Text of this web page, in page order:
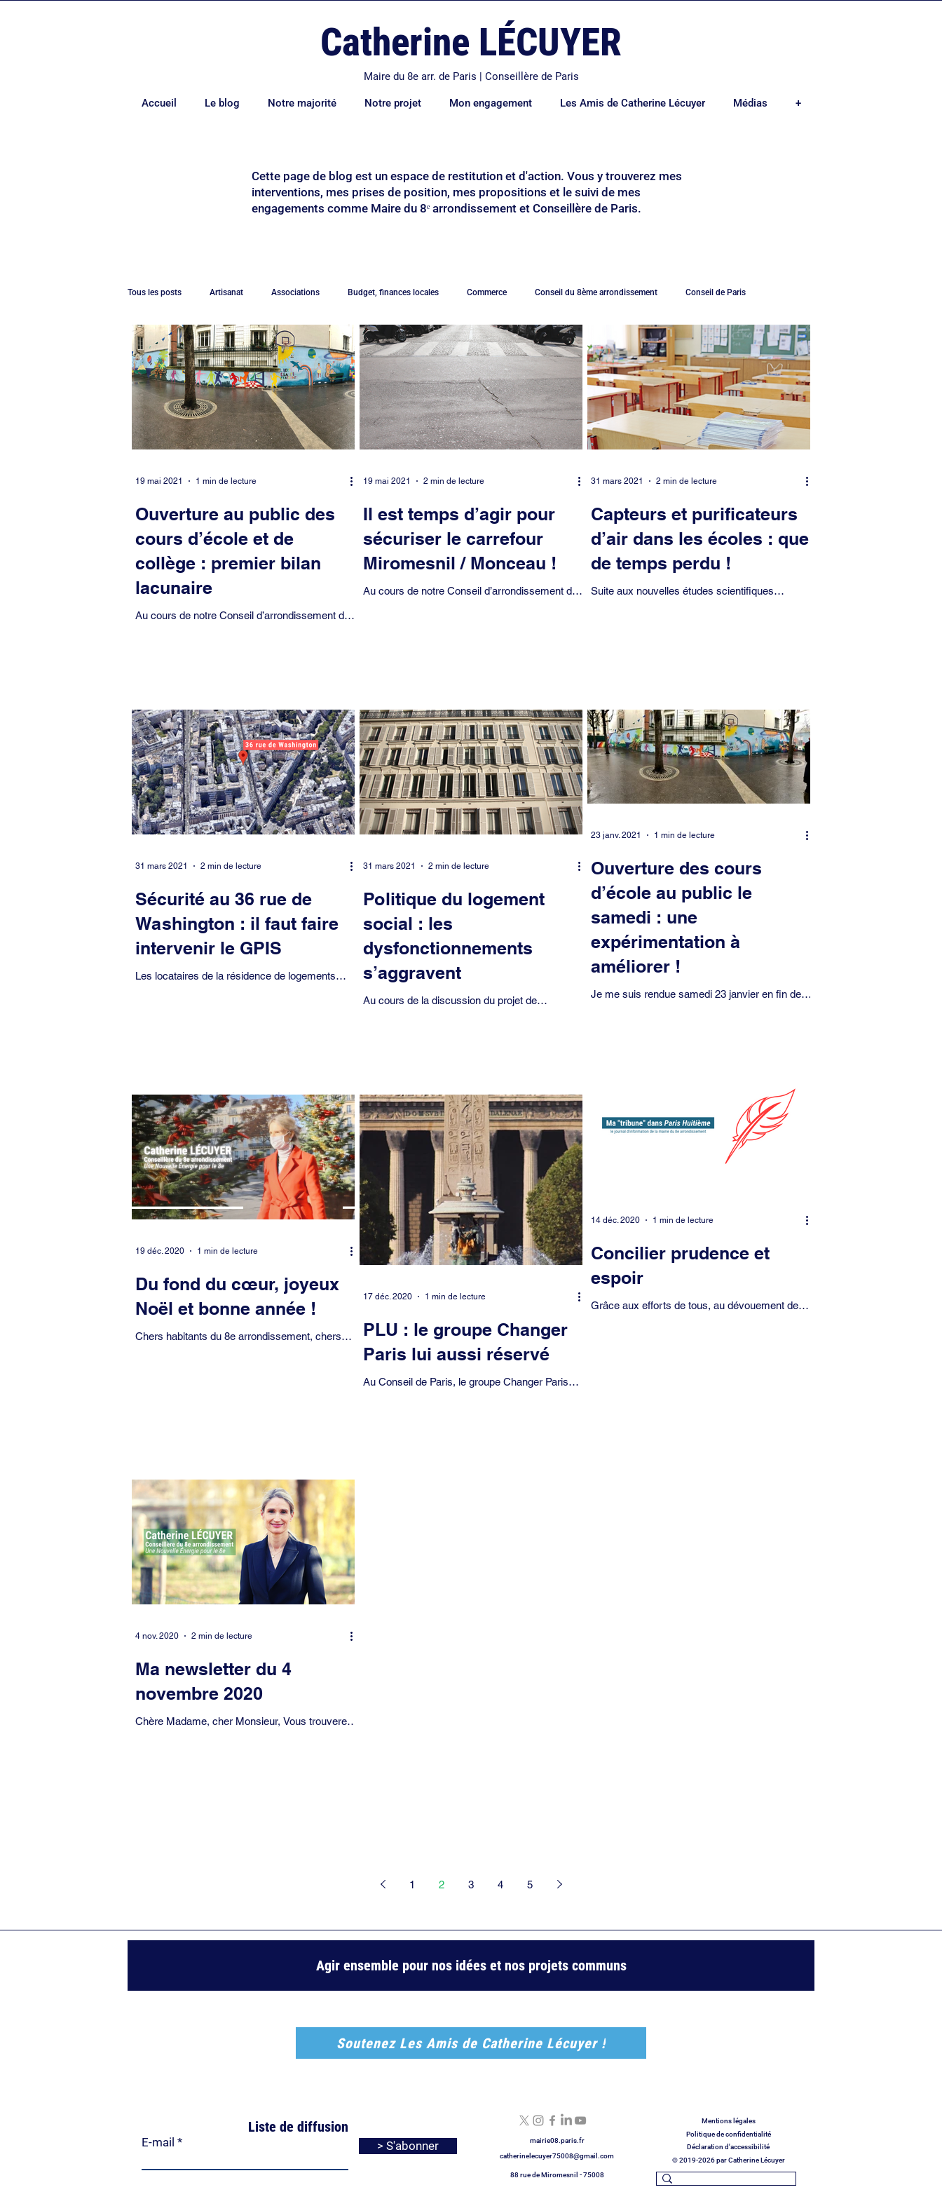
Catherine LÉCUYER
Maire du 8e arr. de Paris | Conseillère de Paris
Accueil Le blog Notre majorité Notre projet Mon engagement Les Amis de Catherine Lécuyer Médias +
Cette page de blog est un espace de restitution et d'action. Vous y trouverez mes
interventions, mes prises de position, mes propositions et le suivi de mes
engagements comme Maire du 8ᵉ arrondissement et Conseillère de Paris.
Tous les posts Artisanat Associations Budget, finances locales Commerce Conseil du 8ème arrondissement Conseil de Paris
Covid-19 Culture Démocratie Déplacements et transports Economie Education Elysée-Madeleine Environnement
Europe Evénement Famille Hidalgo Logement Mairie de Paris Mairie du 8ème arrond. Monceau Patrimoine
Ouverture au public des
cours d’école et de
collège : premier bilan
lacunaire
Au cours de notre Conseil d’arrondissement du
19 mai 2021 1 min de lecture
Il est temps d’agir pour
sécuriser le carrefour
Miromesnil / Monceau !
Au cours de notre Conseil d’arrondissement du
19 mai 2021 2 min de lecture
Capteurs et purificateurs
d’air dans les écoles : que
de temps perdu !
Suite aux nouvelles études scientifiques
31 mars 2021 2 min de lecture
Sécurité au 36 rue de
Washington : il faut faire
intervenir le GPIS
Les locataires de la résidence de logements
31 mars 2021 2 min de lecture
Politique du logement
social : les
dysfonctionnements
s’aggravent
Au cours de la discussion du projet de
31 mars 2021 2 min de lecture
Ouverture des cours
d’école au public le
samedi : une
expérimentation à
améliorer !
Je me suis rendue samedi 23 janvier en fin de
23 janv. 2021 1 min de lecture
Du fond du cœur, joyeux
Noël et bonne année !
Chers habitants du 8e arrondissement, chers
19 déc. 2020 1 min de lecture
PLU : le groupe Changer
Paris lui aussi réservé
Au Conseil de Paris, le groupe Changer Paris
17 déc. 2020 1 min de lecture
Concilier prudence et
espoir
Grâce aux efforts de tous, au dévouement des
14 déc. 2020 1 min de lecture
Ma newsletter du 4
novembre 2020
Chère Madame, cher Monsieur, Vous trouverez
4 nov. 2020 2 min de lecture
1 2 3 4 5
Agir ensemble pour nos idées et nos projets communs
Soutenez Les Amis de Catherine Lécuyer !
Liste de diffusion
E-mail > S'abonner
mairie08.paris.fr
catherinelecuyer75008@gmail.com
88 rue de Miromesnil - 75008
Mentions légales
Politique de confidentialité
Déclaration d'accessibilité
© 2019-2026 par Catherine Lécuyer